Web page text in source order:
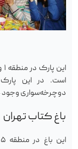
است. در این
دوچرخه‌سواری وجود
باغ کتاب تهران